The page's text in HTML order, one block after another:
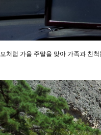
모처럼 가을 주말을 맞아 가족과 친